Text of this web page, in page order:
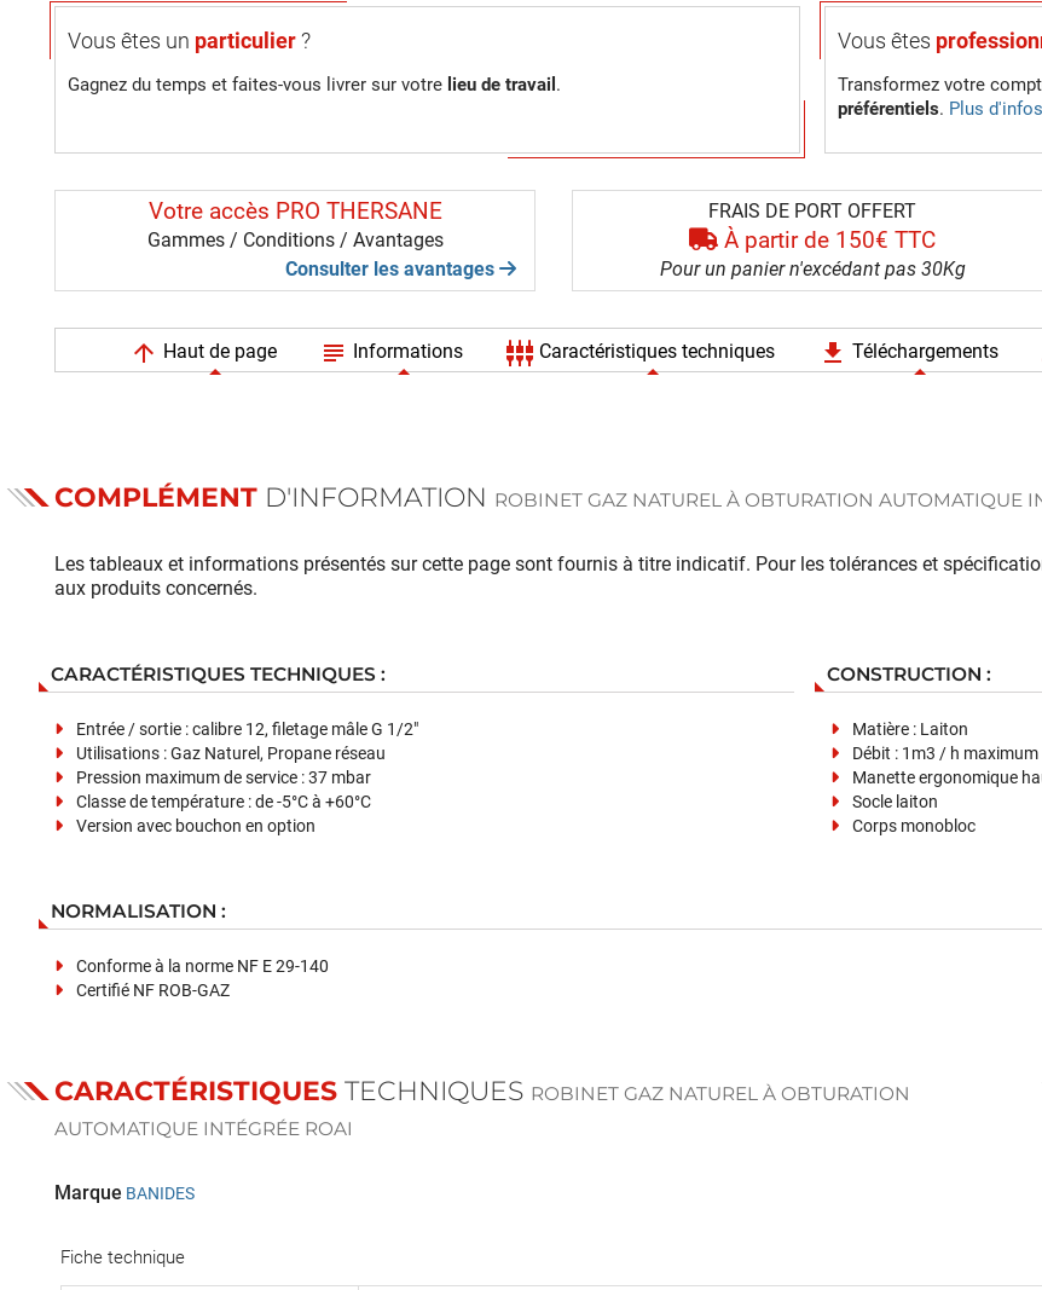
Vous êtes un particulier?
Gagnez du temps et faites-vous livrer sur votre lieu de travail .
Vous êtes
Transformez votre
préférentiels. Plus
Votre accès PRO THERSANE
Gammes / Conditions / Avantages
Consulter les avantages
FRAIS DE PORT OFFERT
À partir de 150€ TTC
Pour un panier n'excédant pas 30Kg
arrow_upward Haut de page subject Informations settings_input_component Caractéristiques techniques file_download Téléchargements
COMPLÉMENT D'INFORMATION ROBINET GAZ NATUREL À OBTURATION AUTOMATIQUE
Les tableaux et informations présentés sur cette page sont fournis à titre indicatif. Pour les tolérances et
aux produits concernés.
CARACTÉRISTIQUES TECHNIQUES :
Entrée / sortie : calibre 12, filetage mâle G 1/2"
Utilisations : Gaz Naturel, Propane réseau
Pression maximum de service : 37 mbar
Classe de température : de -5°C à +60°C
Version avec bouchon en option
CONSTRUCTION :
Matière : Laiton
Débit : 1m3 / h maximum
Manette ergonomique
Socle laiton
Corps monobloc
NORMALISATION :
Conforme à la norme NF E 29-140
Certifié NF ROB-GAZ
CARACTÉRISTIQUES TECHNIQUES ROBINET GAZ NATUREL À OBTURATION
AUTOMATIQUE INTÉGRÉE ROAI
Marque BANIDES
Fiche technique